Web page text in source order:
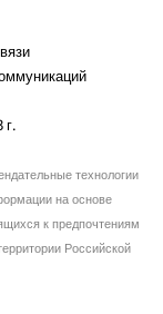
г.
технологии
на основе
к предпочтениям
Российской